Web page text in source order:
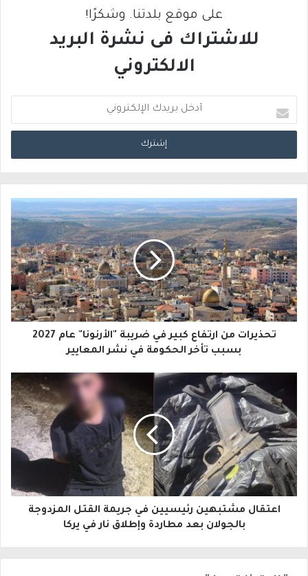
على موقع بلدتنا. وشكرًا!
للاشتراك فى نشرة البريد
الالكتروني
د
خ
ب
ر
ي
د
ك
ا
إ
ك
ت
ر
و
تحذيرات من ارتفاع كبير في ضريبة "الأرنونا" عام 2027
بسبب تأخر الحكومة في نشر المعايير
اعتقال مشتبهين رئيسيين في جريمة القتل المزدوجة
بالجولان بعد مطاردة وإطلاق نار في يركا